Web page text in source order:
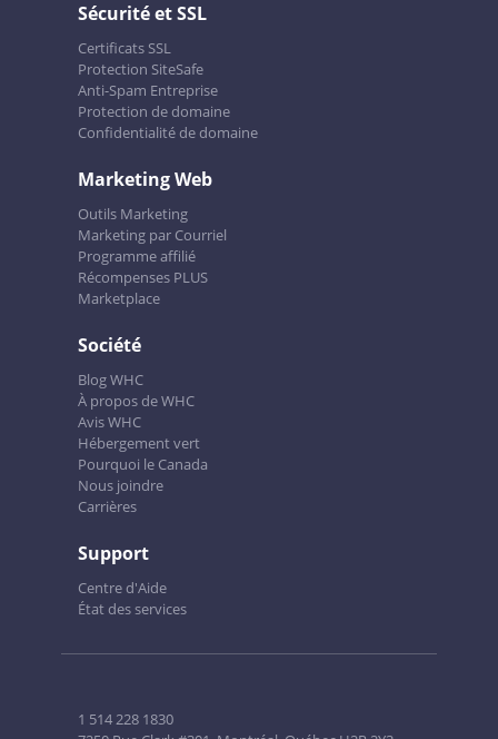
Sécurité et SSL
Certificats SSL
Protection SiteSafe
Anti-Spam Entreprise
Protection de domaine
Confidentialité de domaine
Marketing Web
Outils Marketing
Marketing par Courriel
Programme affilié
Récompenses PLUS
Marketplace
Société
Blog WHC
À propos de WHC
Avis WHC
Hébergement vert
Pourquoi le Canada
Nous joindre
Carrières
Support
Centre d'Aide
État des services
1 514 228 1830